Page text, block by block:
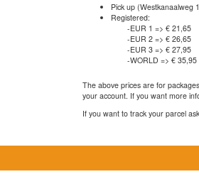
Pick up (Westkanaalweg
Registered:
-EUR 1 => € 21,65
-EUR 2 => € 26,65
-EUR 3 => € 27,95
-WORLD => € 35,95
The above prices are for
your account. If you want more
If you want to track your parcel